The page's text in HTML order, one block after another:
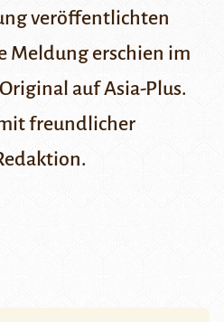
veröffentlichten
Meldung erschien im
aufAsia-Plus.
freundlicher